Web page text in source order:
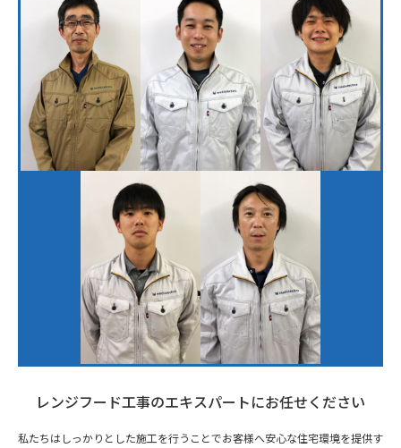
レンジフード工事のエキスパートにお任せください
私たちはしっかりとした施工を行うことでお客様へ安心な住宅環境を提供す